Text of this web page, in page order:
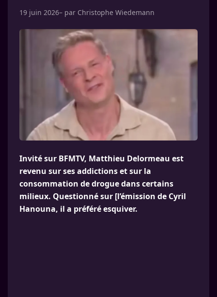
19 juin 2026– par Christophe Wiedemann
Invité sur BFMTV, Matthieu Delormeau est
revenu sur ses addictions et sur la
consommation de drogue dans certains
milieux. Questionné sur [l’émission de Cyril
Hanouna, il a préféré esquiver.